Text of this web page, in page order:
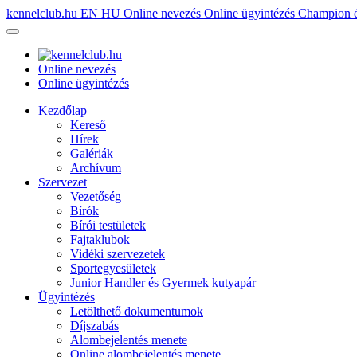
kennelclub.hu EN HU Online nevezés Online ügyintézés Champion
Online nevezés
Online ügyintézés
Kezdőlap
Kereső
Hírek
Galériák
Archívum
Szervezet
Vezetőség
Bírók
Bírói testületek
Fajtaklubok
Vidéki szervezetek
Sportegyesületek
Junior Handler és Gyermek kutyapár
Ügyintézés
Letölthető dokumentumok
Díjszabás
Alombejelentés menete
Online alombejelentés menete